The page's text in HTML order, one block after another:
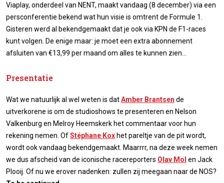
Viaplay, onderdeel van NENT, maakt vandaag (8 december) via een
persconferentie bekend wat hun visie is omtrent de Formule 1.
Gisteren werd al bekendgemaakt dat je ook via KPN de F1-races
kunt volgen. De enige maar: je moet een extra abonnement
afsluiten van €13,99 per maand om alles te kunnen zien...
Presentatie
Wat we natuurlijk al wel weten is datAmber Brantsen de
uitverkorene is om de studioshows te presenteren en Nelson
Valkenburg en Melroy Heemskerk het commentaar voor hun
rekening nemen. OfStéphane Kox het pareltje van de pit wordt,
wordt ook vandaag bekendgemaakt. Maarrrr, na deze week nemen
we dus afscheid van de iconische racereporters Olav Mol en Jack
Plooij. Of nu we erover nadenken: zullen zij meegaan naar de NOS?